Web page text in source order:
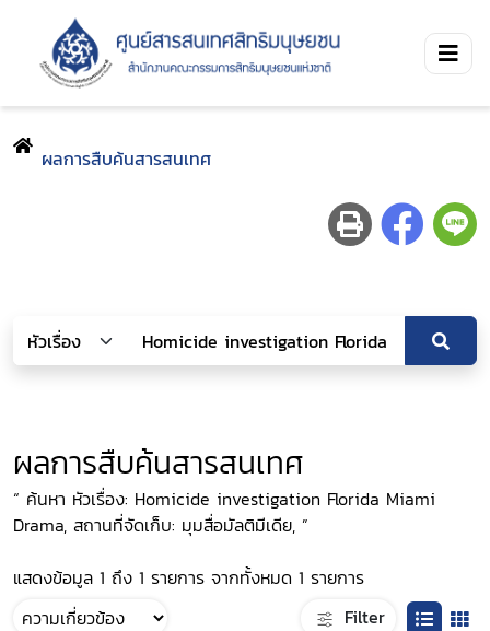
ผลการสืบค้นสารสนเทศ
ผลการสืบค้นสารสนเทศ
“ ค้นหา หัวเรื่อง: Homicide investigation Florida Miami
Drama, สถานที่จัดเก็บ: มุมสื่อมัลติมีเดีย, ”
แสดงข้อมูล 1 ถึง 1 รายการ จากทั้งหมด 1 รายการ
Filter